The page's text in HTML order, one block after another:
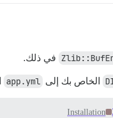
في ذلك.
الخاص بك إلى app.yml
Installation